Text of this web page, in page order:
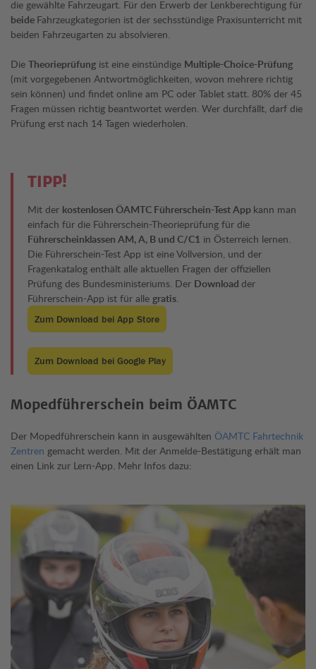
die gewählte Fahrzeugart. Für den Erwerb der Lenkberechtigung für
beide Fahrzeugkategorien ist der sechsstündige Praxisunterricht mit
beiden Fahrzeugarten zu absolvieren.
Die Theorieprüfung ist eine einstündige Multiple-Choice-Prüfung
(mit vorgegebenen Antwortmöglichkeiten, wovon mehrere richtig
sein können) und findet online am PC oder Tablet statt. 80% der 45
Fragen müssen richtig beantwortet werden. Wer durchfällt, darf die
Prüfung erst nach 14 Tagen wiederholen.
TIPP!
Mit der kostenlosen ÖAMTC Führerschein-Test App kann man
einfach für die Führerschein-Theorieprüfung für die
Führerscheinklassen AM, A, B und C/C1 in Österreich lernen.
Die Führerschein-Test App ist eine Vollversion, und der
Fragenkatalog enthält alle aktuellen Fragen der offiziellen
Prüfung des Bundesministeriums. Der Download der
Führerschein-App ist für alle gratis.
Zum Download bei App Store
Zum Download bei Google Play
Mopedführerschein beim ÖAMTC
Der Mopedführerschein kann in ausgewählten ÖAMTC Fahrtechnik
Zentren gemacht werden. Mit der Anmelde-Bestätigung erhält man
einen Link zur Lern-App. Mehr Infos dazu: